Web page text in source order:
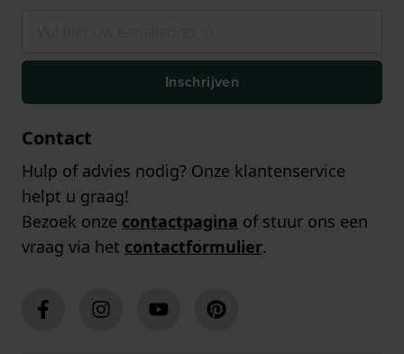
Inschrijven
Contact
Hulp of advies nodig? Onze klantenservice
helpt u graag!
Bezoek onze contactpagina of stuur ons een
vraag via het contactformulier.